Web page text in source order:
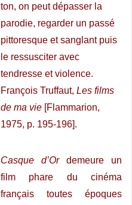
ton, on peut dépasser la
parodie, regarder un passé
pittoresque et sanglant puis
le ressusciter avec
tendresse et violence.
François Truffaut,Les films
de ma vie [Flammarion,
1975, p. 195-196].
Casque d’Ordemeure un
film phare du cinéma
français toutes époques